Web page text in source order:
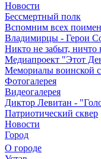
Новости
Бессмертный полк
Вспомним всех
Владимирцы - Герои
Никто не забыт, ничто
Медиапроект "Этот
Мемориалы воинской
Фотогалерея
Видеогалерея
Диктор Левитан -
Патриотический сквер
Новости
Город
О городе